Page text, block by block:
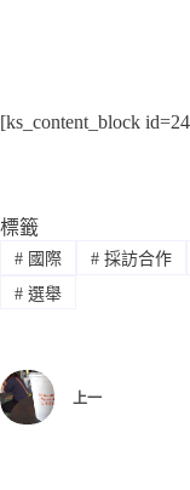
[ks_content_block
標籤
#國際 #採訪合作
#選舉
上一